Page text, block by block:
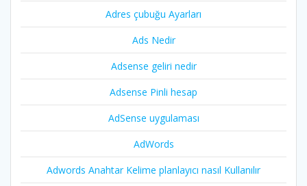
Adres çubuğu Ayarları
Ads Nedir
Adsense geliri nedir
Adsense Pinli hesap
AdSense uygulaması
AdWords
Adwords Anahtar Kelime planlayıcı nasıl Kullanılır